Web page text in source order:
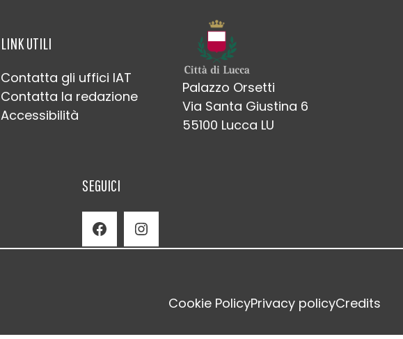
LINK UTILI
Contatta gli uffici IAT
Contatta la redazione
Accessibilità
Palazzo Orsetti
Via Santa Giustina 6
55100 Lucca LU
SEGUICI
Facebook Instagram
Cookie PolicyPrivacy policyCredits